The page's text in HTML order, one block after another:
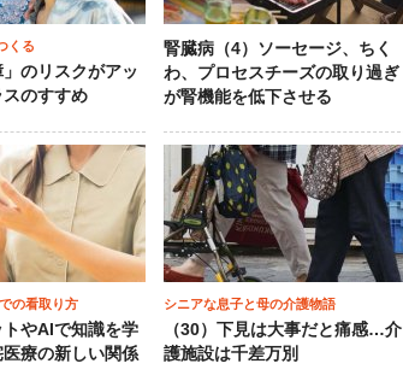
くる
のリスクがアッ
のすすめ
腎臓病（4）ソーセージ、ちく
わ、プロセスチーズの取り過ぎ
が腎機能を低下させる
の看取り方
やAIで知識を学
療の新しい関係
シニアな息子と母の介護物語
（30）下見は大事だと痛感…介
護施設は千差万別